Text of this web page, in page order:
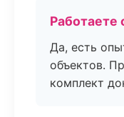
Работаете
Да, есть
объектов.
комплект